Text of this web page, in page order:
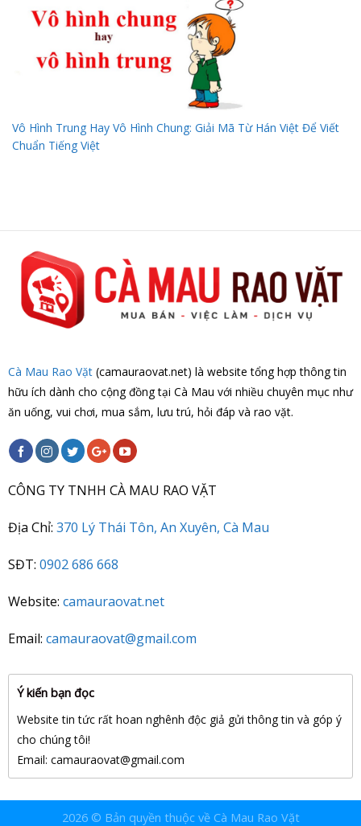
Vô Hình Trung Hay Vô Hình Chung: Giải Mã Từ Hán Việt Để Viết
Chuẩn Tiếng Việt
Cà Mau Rao Vặt (camauraovat.net) là website tổng hợp thông tin
hữu ích dành cho cộng đồng tại Cà Mau với nhiều chuyên mục như
ăn uống, vui chơi, mua sắm, lưu trú, hỏi đáp và rao vặt.
CÔNG TY TNHH CÀ MAU RAO VẶT
Địa Chỉ: 370 Lý Thái Tôn, An Xuyên, Cà Mau
SĐT: 0902 686 668
Website: camauraovat.net
Email: camauraovat@gmail.com
Ý kiến bạn đọc
Website tin tức rất hoan nghênh độc giả gửi thông tin và góp ý
cho chúng tôi!
Email: camauraovat@gmail.com
2026 © Bản quyền thuộc về Cà Mau Rao Vặt